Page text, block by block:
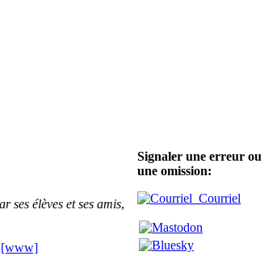
ses élèves et ses amis,
[www]
Signaler une erreur ou
une omission:
Courriel